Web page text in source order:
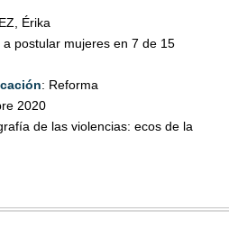
Érika
a postular mujeres en 7 de 15
: Reforma
2020
de las violencias: ecos de la